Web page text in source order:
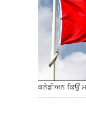
ਕਨੇਡੀਅਨ ਕਿਉਂ